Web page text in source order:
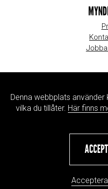
Denna webbplats
vilka du tillåter. Här finns
Om
Hantering